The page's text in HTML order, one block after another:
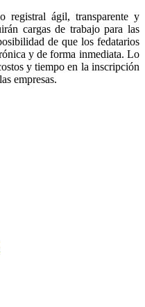
registral ágil, transparente y
cargas de trabajo para las
de que los fedatarios
y de forma inmediata. Lo
y tiempo en la inscripción
empresas.